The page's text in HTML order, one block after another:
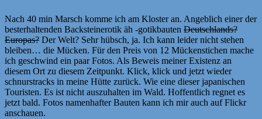
Nach 40 min Marsch komme ich am Kloster an. Angeblich einer der
besterhaltenden Backsteinerotik äh -gotikbauten Deutschlands?
Europas? Der Welt? Sehr hübsch, ja. Ich kann leider nicht stehen
bleiben… die Mücken. Für den Preis von 12 Mückenstichen mache
ich geschwind ein paar Fotos. Als Beweis meiner Existenz an
diesem Ort zu diesem Zeitpunkt. Klick, klick und jetzt wieder
schnurstracks in meine Hütte zurück. Wie eine dieser japanischen
Touristen. Es ist nicht auszuhalten im Wald. Hoffentlich regnet es
jetzt bald. Fotos namenhafter Bauten kann ich mir auch auf Flickr
anschauen.